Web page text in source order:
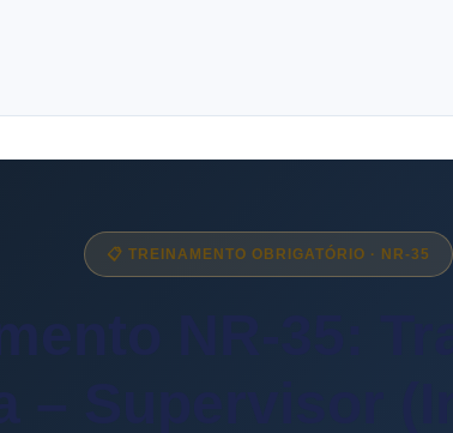
📋 TREINAMENTO OBRIGATÓRIO · NR-35